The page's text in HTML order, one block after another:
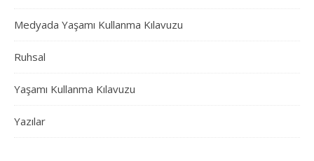
Medyada Yaşamı Kullanma Kılavuzu
Ruhsal
Yaşamı Kullanma Kılavuzu
Yazılar